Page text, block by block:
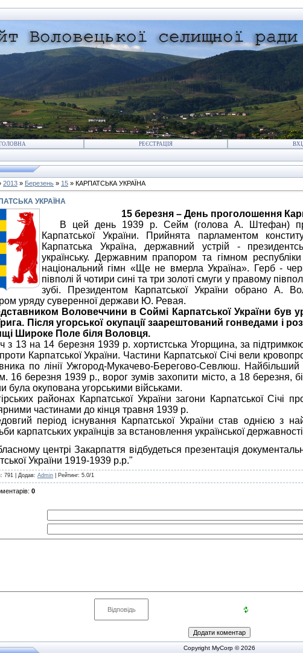
РЕЄСТРАЦІЯ
2013 » Березень » 15 » КАРПАТСЬКА УКРАЇНА
УКРАЇНА
15 березня – День проголошення
В цей день 1939 р. Сейм (голова А. Штефан)
Карпатської України. Прийнята парламентом
Карпатська Україна, державний устрій -
українську. Державним прапором та гімном
національний гімн «Ще не вмерла Україна». Герб -
півполі й чотири сині та три золоті смуги у правому
зубі. Президентом Карпатської України обрано А.
уряду суверенної держави Ю. Ревая.
Воловеччини в Соймі Карпатської України був
Після угорської окупації заарештований гонведами і
Широке Поле біля Воловця.
з 13 на 14 березня 1939 р. хортистська Угорщина, за підтримкою
Карпатської України. Частини Карпатської Січі вели
по лінії Ужгород-Мукачево-Берегово-Севлюш.
16 березня 1939 р., ворог зумів захопити місто, а 18 березня,
була окупована угорськими військами.
районах Карпатської України загони Карпатської Січі
частинами до кінця травня 1939 р.
період існування Карпатської України став однією з
карпатських українців за встановлення української
центрі Закарпаття відбудеться презентація
України 1919-1939 р.р."
: 791 | Додав: Admin Рейтинг: 5.0/1
: 0
Copyright MyCorp © 2026